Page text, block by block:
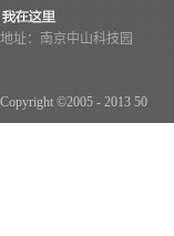
Copyright ©2005 - 2013 50
地址：南京中山科技园